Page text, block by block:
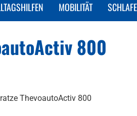
MOBILITÄT
800